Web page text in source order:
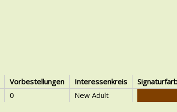
Vorbestellungen Interessenkreis
0 New Adult